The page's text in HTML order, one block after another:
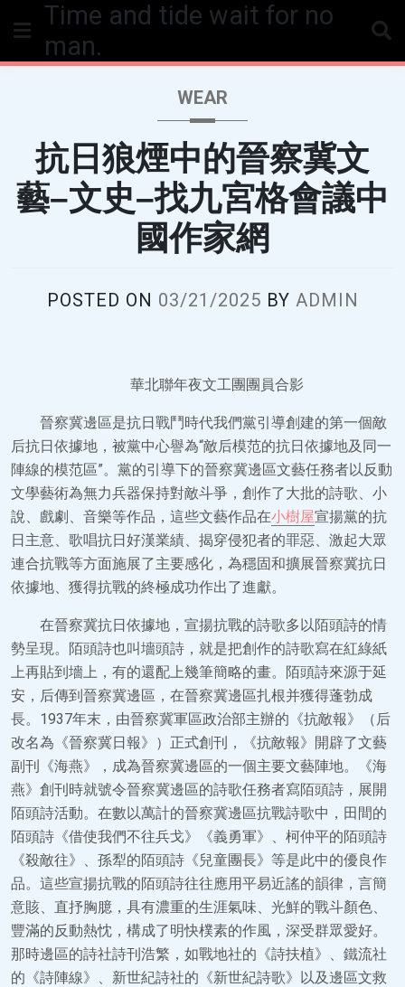
Time and tide wait for no
man.
WEAR
抗日狼煙中的晉察冀文
藝–文史–找九宮格會議中
國作家網
POSTED ON 03/21/2025 BY ADMIN
華北聯年夜文工團團員合影
晉察冀邊區是抗日戰鬥時代我們黨引導創建的第一個敵
后抗日依據地，被黨中心譽為“敵后模范的抗日依據地及同一
陣線的模范區”。黨的引導下的晉察冀邊區文藝任務者以反動
文學藝術為無力兵器保持對敵斗爭，創作了大批的詩歌、小
說、戲劇、音樂等作品，這些文藝作品在小樹屋宣揚黨的抗
日主意、歌唱抗日好漢業績、揭穿侵犯者的罪惡、激起大眾
連合抗戰等方面施展了主要感化，為穩固和擴展晉察冀抗日
依據地、獲得抗戰的終極成功作出了進獻。
在晉察冀抗日依據地，宣揚抗戰的詩歌多以陌頭詩的情
勢呈現。陌頭詩也叫墻頭詩，就是把創作的詩歌寫在紅綠紙
上再貼到墻上，有的還配上幾筆簡略的畫。陌頭詩來源于延
安，后傳到晉察冀邊區，在晉察冀邊區扎根并獲得蓬勃成
長。1937年末，由晉察冀軍區政治部主辦的《抗敵報》（后
改名為《晉察冀日報》）正式創刊，《抗敵報》開辟了文藝
副刊《海燕》，成為晉察冀邊區的一個主要文藝陣地。《海
燕》創刊時就號令晉察冀邊區的詩歌任務者寫陌頭詩，展開
陌頭詩活動。在數以萬計的晉察冀邊區抗戰詩歌中，田間的
陌頭詩《借使我們不往兵戈》《義勇軍》、柯仲平的陌頭詩
《殺敵往》、孫犁的陌頭詩《兒童團長》等是此中的優良作
品。這些宣揚抗戰的陌頭詩往往應用平易近謠的韻律，言簡
意賅、直抒胸臆，具有濃重的生涯氣味、光鮮的戰斗顏色、
豐滿的反動熱忱，構成了明快樸素的作風，深受群眾愛好。
那時邊區的詩社詩刊浩繁，如戰地社的《詩扶植》、鐵流社
的《詩陣線》、新世紀詩社的《新世紀詩歌》以及邊區文救